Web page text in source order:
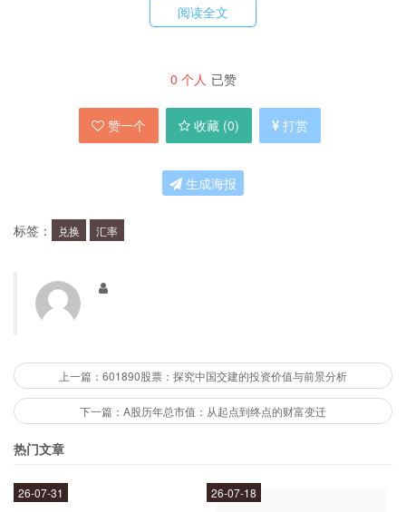
999欧元兑换人民币的汇率约为1欧元兑换7.8元人
如何获得最优汇率？
想要获得最优汇率，你需要花时间研究市场并比较
各个银行和外汇交易平台的汇率。此外，你还可以
避免在机场或旅游景点兑换外币，因为它们通常会收取较高
选择具有良好信誉的银行或外汇交易平台。
尽量避免在周末或假期兑换外币，因为这时汇率通常较低。
兑换外币有哪些注意事项？
在兑换外币时，你需要注意以下几个方面：
阅读全文
0 个人 已赞
赞一个 收藏 (0) 打赏
生成海报
标签： 兑换 汇率
上一篇：601890股票：探究中国交建的投资价值与前景分析
下一篇：A股历年总市值：从起点到终点的财富变迁
热门文章
26-07-31 26-07-18